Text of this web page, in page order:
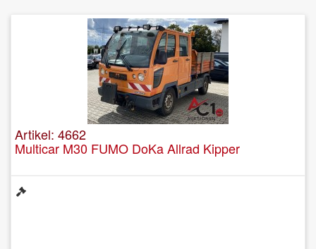
Artikel: 4662
Multicar M30 FUMO DoKa Allrad Kipper